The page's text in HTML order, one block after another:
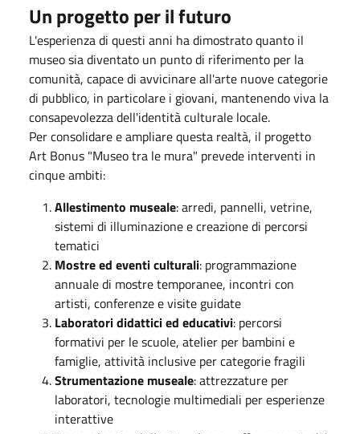
Un progetto per il futuro
L'esperienza di questi anni ha dimostrato quanto il
museo sia diventato un punto di riferimento per la
comunità, capace di avvicinare all'arte nuove categorie
di pubblico, in particolare i giovani, mantenendo viva la
consapevolezza dell'identità culturale locale.
Per consolidare e ampliare questa realtà, il progetto
Art Bonus "Museo tra le mura" prevede interventi in
cinque ambiti:
Allestimento museale: arredi, pannelli, vetrine,
sistemi di illuminazione e creazione di percorsi
tematici
Mostre ed eventi culturali: programmazione
annuale di mostre temporanee, incontri con
artisti, conferenze e visite guidate
Laboratori didattici ed educativi: percorsi
formativi per le scuole, atelier per bambini e
famiglie, attività inclusive per categorie fragili
Strumentazione museale: attrezzature per
laboratori, tecnologie multimediali per esperienze
interattive